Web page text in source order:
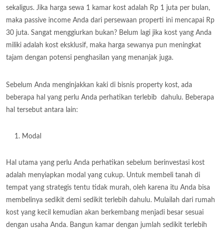
sekaligus. Jika harga sewa 1 kamar kost adalah Rp 1 juta per bulan,
maka passive income Anda dari persewaan properti ini mencapai Rp
30 juta. Sangat menggiurkan bukan? Belum lagi jika kost yang Anda
miliki adalah kost eksklusif, maka harga sewanya pun meningkat
tajam dengan potensi penghasilan yang menanjak juga.
Sebelum Anda menginjakkan kaki di bisnis property kost, ada
beberapa hal yang perlu Anda perhatikan terlebib dahulu. Beberapa
hal tersebut antara lain:
Modal
Hal utama yang perlu Anda perhatikan sebelum berinvestasi kost
adalah menyiapkan modal yang cukup. Untuk membeli tanah di
tempat yang strategis tentu tidak murah, oleh karena itu Anda bisa
membelinya sedikit demi sedikit terlebih dahulu. Mulailah dari rumah
kost yang kecil kemudian akan berkembang menjadi besar sesuai
dengan usaha Anda. Bangun kamar dengan jumlah sedikit terlebih